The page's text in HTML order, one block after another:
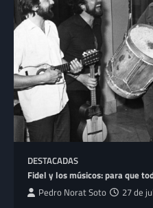
DESTACADAS
Fidel y los músicos: para que
Pedro Norat Soto 27 de